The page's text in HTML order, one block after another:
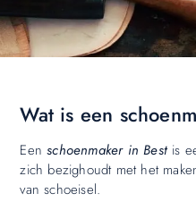
Wat is een
Eenschoenmaker in Bestis
zich bezighoudt met het
van schoeisel.